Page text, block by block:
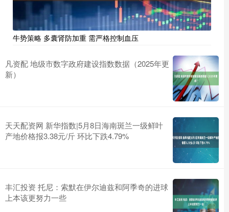
牛势策略 多囊肾防加重 需严格控制血压
凡资配 地级市数字政府建设指数数据（2025年更
新）
天天配资网 新华指数|5月8日海南斑兰一级鲜叶
产地价格报3.38元/斤 环比下跌4.79%
丰汇投资 托尼：索默在伊尔迪兹和阿季奇的进球
上本该更努力一些